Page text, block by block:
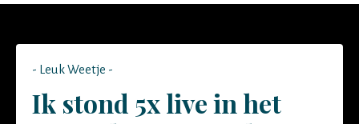
- Leuk Weetje -
Ik stond 5x live in het